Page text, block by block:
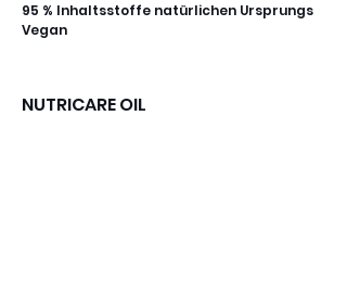
95 % Inhaltsstoffe natürlichen Ursprungs
Vegan
NUTRICARE OIL